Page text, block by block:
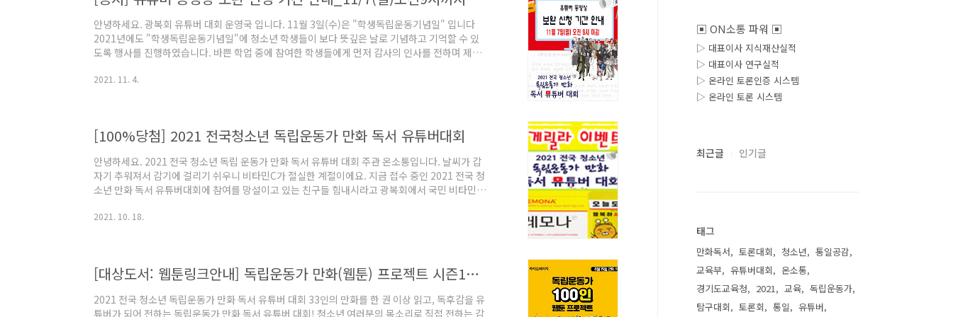
안녕하세요. 광복회 유튜버 대회 운영국 입니다. 11월 3일(수)은 "학생독립운동기념일" 입니다
2021년에도 "학생독립운동기념일"에 청소년 학생들이 보다 뜻깊은 날로 기념하고 기억할 수 있
도록 행사를 진행하였습니다. 바쁜 학업 중에 참여한 학생들에게 먼저 감사의 인사를 전하며 제출
면 이번 주말을 잘 활용해주시기 바랍니다. 보완 제출 기간은 11월 4일(목)~11월 7일(일) 9시까지
2021. 11. 4.
[100%당첨] 2021 전국청소년 독립운동가 만화 독서 유튜버대회
안녕하세요. 2021 전국 청소년 독립 운동가 만화 독서 유튜버 대회 주관 온소통입니다. 날씨가 갑
자기 추워져서 감기에 걸리기 쉬우니 비타민C가 절실한 계절이에요. 지금 접수 중인 2021 전국 청
소년 만화 독서 유튜버대회에 참여를 망설이고 있는 친구들 힘내시라고 광복회에서 국민 비타민
이스도 레모나 ~~~하고 있는거 아시죠? 우리도 유튜버 대회 참가 신청하고, 레모나~하면서 요즘
2021. 10. 18.
[대상도서: 웹툰링크안내] 독립운동가 만화(웹툰) 프로젝트 시즌1_광복회&KBS 공동주최_2021 전국 청소년 독립운동가 만화 독서 유튜버 대회
2021 전국 청소년 독립운동가 만화 독서 유튜버 대회 33인의 만화를 한 권 이상 읽고, 독후감을 유
튜버가 되어 전하는 독립운동가 만화 독서 유튜버 대회! 청소년 여러분의 목소리로 직접 전하는 감
▣ ON소통 파워 ▣
▷ 대표이사 지식재산실적
▷ 대표이사 연구실적
▷ 온라인 토론인증 시스템
▷ 온라인 토론 시스템
최근글 인기글
태그
만화독서 토론대회 청소년
통일공감
교육부
유튜버대회
온소통
경기도교육청
2021 교육
독립운동가
탐구대회
토론회 통일 유튜버